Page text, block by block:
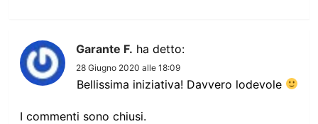
Garante F. ha detto:
28 Giugno 2020 alle 18:09
Bellissima iniziativa! Davvero lodevole
I commenti sono chiusi.